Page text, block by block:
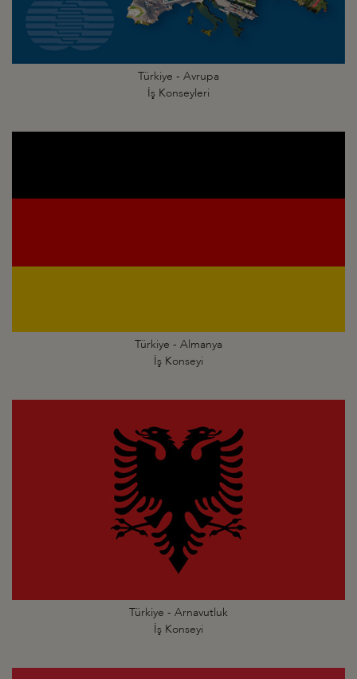
Türkiye - Avrupa
İş Konseyleri
Türkiye - Almanya
İş Konseyi
Türkiye - Arnavutluk
İş Konseyi